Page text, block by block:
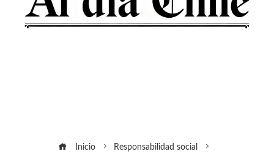
Inicio
Responsabilidad social